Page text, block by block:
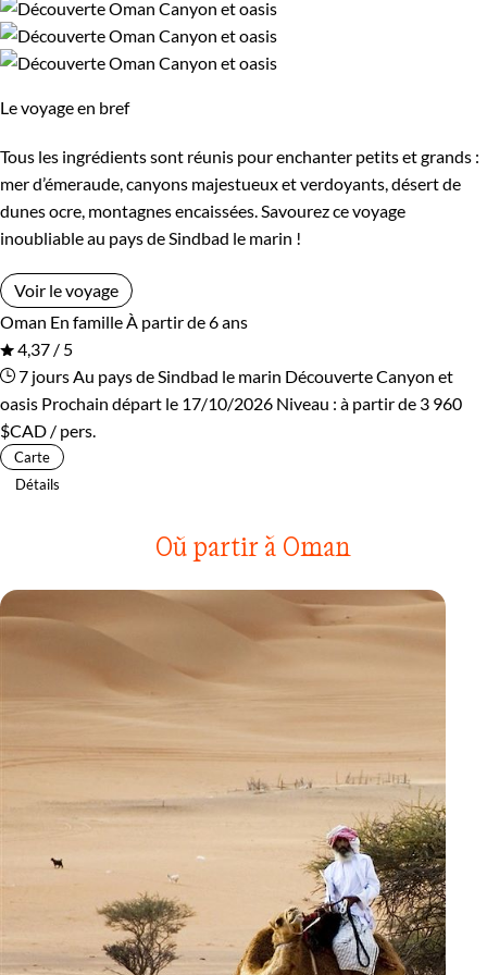
Le voyage en bref
Tous les ingrédients sont réunis pour enchanter petits et grands :
mer d’émeraude, canyons majestueux et verdoyants, désert de
dunes ocre, montagnes encaissées. Savourez ce voyage
inoubliable au pays de Sindbad le marin !
Voir le voyage
Oman En famille À partir de 6 ans
4,37 / 5
7 jours Au pays de Sindbad le marin Découverte Canyon et
oasis Prochain départ le 17/10/2026 Niveau : à partir de 3 960
$CAD / pers.
Carte
Détails
Où partir à Oman